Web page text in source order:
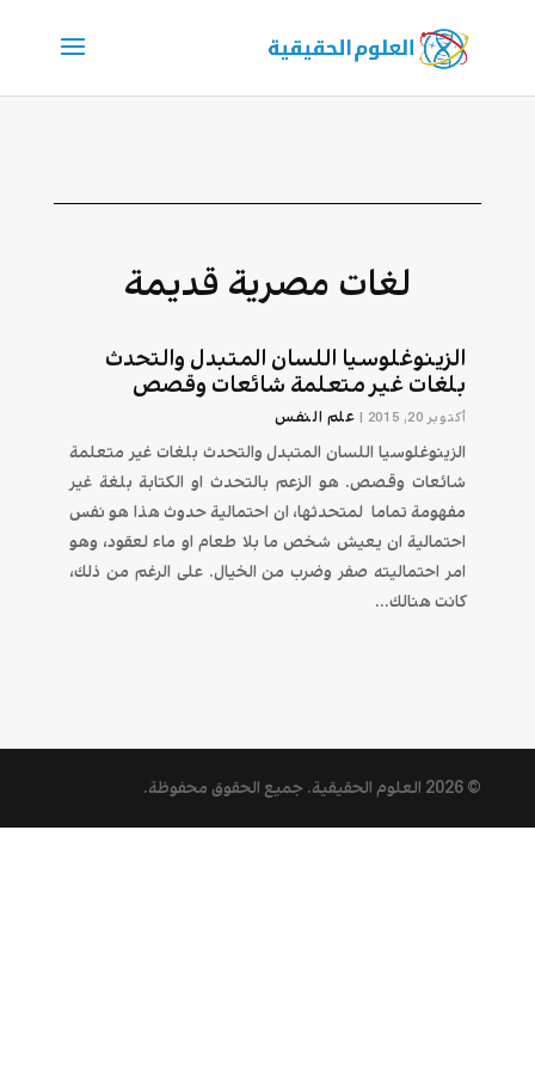
لغات مصرية قديمة
الزينوغلوسيا اللسان المتبدل والتحدث
بلغات غير متعلمة شائعات وقصص
أكتوبر 20, 2015 | علم النفس
الزينوغلوسيا اللسان المتبدل والتحدث بلغات غير متعلمة
شائعات وقصص. هو الزعم بالتحدث او الكتابة بلغة غير
مفهومة تماما لمتحدثها، ان احتمالية حدوث هذا هو نفس
احتمالية ان يعيش شخص ما بلا طعام او ماء لعقود، وهو
امر احتماليته صفر وضرب من الخيال. على الرغم من ذلك،
كانت هنالك...
© 2026 العلوم الحقيقية. جميع الحقوق محفوظة.